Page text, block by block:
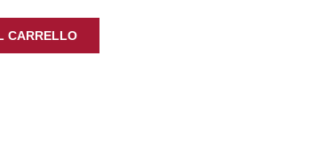
CARRELLO